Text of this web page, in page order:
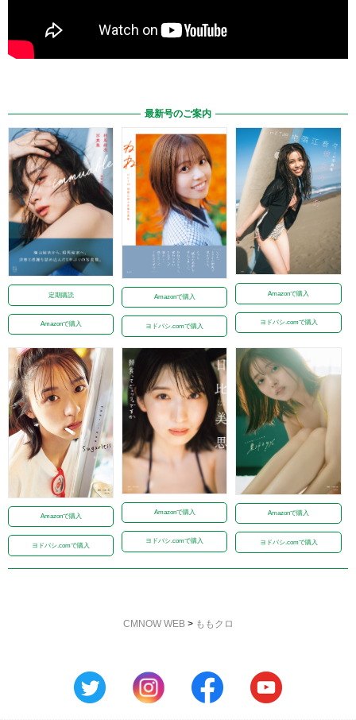
最新号のご案内
定期購読
Amazonで購入
Amazonで購入
ヨドバシ.comで購入
Amazonで購入
ヨドバシ.comで購入
Amazonで購入
ヨドバシ.comで購入
Amazonで購入
ヨドバシ.comで購入
Amazonで購入
ヨドバシ.comで購入
CMNOW WEB> ももクロ